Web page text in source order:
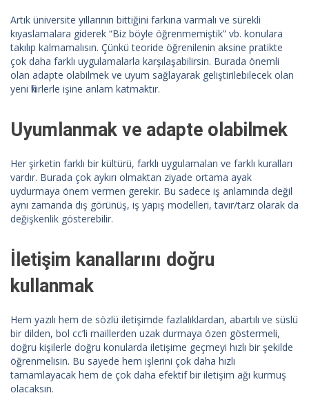
Artık üniversite yıllarının bittiğini farkına varmalı ve sürekli
kıyaslamalara giderek “Biz böyle öğrenmemiştik” vb. konulara
takılıp kalmamalısın. Çünkü teoride öğrenilenin aksine pratikte
çok daha farklı uygulamalarla karşılaşabilirsin. Burada önemli
olan adapte olabilmek ve uyum sağlayarak geliştirilebilecek olan
yeni fikirlerle işine anlam katmaktır.
Uyumlanmak ve adapte olabilmek
Her şirketin farklı bir kültürü, farklı uygulamaları ve farklı kuralları
vardır. Burada çok aykırı olmaktan ziyade ortama ayak
uydurmaya önem vermen gerekir. Bu sadece iş anlamında değil
aynı zamanda dış görünüş, iş yapış modelleri, tavır/tarz olarak da
değişkenlik gösterebilir.
İletişim kanallarını doğru
kullanmak
Hem yazılı hem de sözlü iletişimde fazlalıklardan, abartılı ve süslü
bir dilden, bol cc’li maillerden uzak durmaya özen göstermeli,
doğru kişilerle doğru konularda iletişime geçmeyi hızlı bir şekilde
öğrenmelisin. Bu sayede hem işlerini çok daha hızlı
tamamlayacak hem de çok daha efektif bir iletişim ağı kurmuş
olacaksın.